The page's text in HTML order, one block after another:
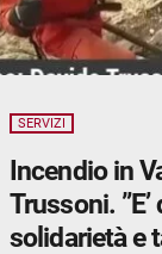
SERVIZI
Incendio in
Trussoni.
solidarietà e